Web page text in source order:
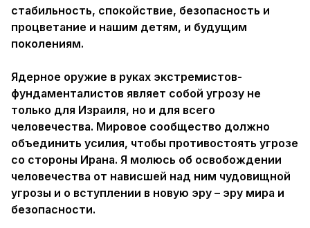
стабильность, спокойствие, безопасность и
процветание и нашим детям, и будущим
поколениям.
Ядерное оружие в руках экстремистов-
фундаменталистов являет собой угрозу не
только для Израиля, но и для всего
человечества. Мировое сообщество должно
объединить усилия, чтобы противостоять угрозе
со стороны Ирана. Я молюсь об освобождении
человечества от нависшей над ним чудовищной
угрозы и о вступлении в новую эру – эру мира и
безопасности.